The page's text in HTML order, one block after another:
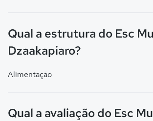
Qual a estrutura do Esc
Dzaakapiaro?
Alimentação
Qual a avaliação do Esc